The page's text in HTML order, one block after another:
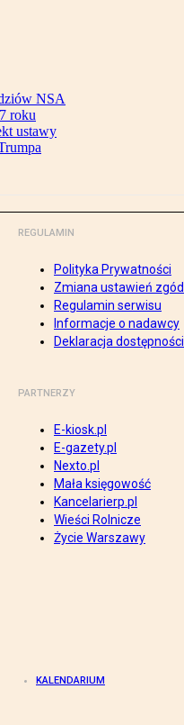
NSA
roku
ustawy
REGULAMIN
Polityka Prywatności
Zmiana ustawień zgód
Regulamin serwisu
Informacje o nadawcy
Deklaracja dostępności
PARTNERZY
E-kiosk.pl
E-gazety.pl
Nexto.pl
Mała księgowość
Kancelarierp.pl
Wieści Rolnicze
Życie Warszawy
KALENDARIUM